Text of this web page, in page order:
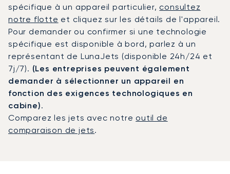
spécifique à un appareil particulier, consultez
notre flotte et cliquez sur les détails de l'appareil.
Pour demander ou confirmer si une technologie
spécifique est disponible à bord, parlez à un
représentant de LunaJets (disponible 24h/24 et
7j/7). (Les entreprises peuvent également
demander à sélectionner un appareil en
fonction des exigences technologiques en
cabine).
Comparez les jets avec notre outil de
comparaison de jets.